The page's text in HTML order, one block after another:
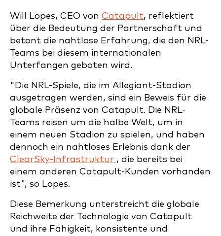
Will Lopes, CEO von Catapult, reflektiert
über die Bedeutung der Partnerschaft und
betont die nahtlose Erfahrung, die den NRL-
Teams bei diesem internationalen
Unterfangen geboten wird.
"Die NRL-Spiele, die im Allegiant-Stadion
ausgetragen werden, sind ein Beweis für die
globale Präsenz von Catapult. Die NRL-
Teams reisen um die halbe Welt, um in
einem neuen Stadion zu spielen, und haben
dennoch ein nahtloses Erlebnis dank der
ClearSky-Infrastruktur , die bereits bei
einem anderen Catapult-Kunden vorhanden
ist", so Lopes.
Diese Bemerkung unterstreicht die globale
Reichweite der Technologie von Catapult
und ihre Fähigkeit, konsistente und